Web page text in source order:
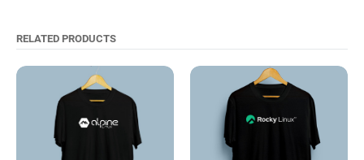
RELATED PRODUCTS